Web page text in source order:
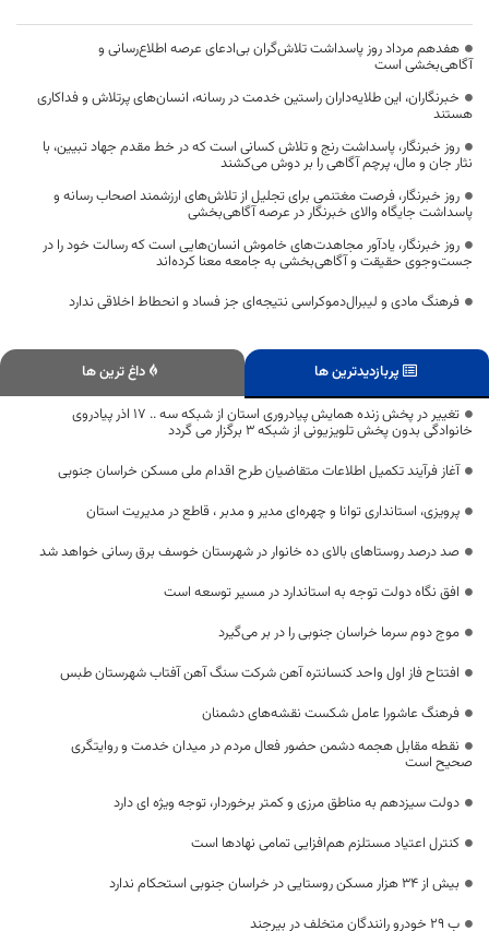
هفدهم مرداد روز پاسداشت تلاش‌گران بی‌ادعای عرصه اطلاع‌رسانی و
آگاهی‌بخشی است
خبرنگاران، این طلایه‌داران راستین خدمت در رسانه، انسان‌های پرتلاش و فداکاری
هستند
روز خبرنگار، پاسداشت رنج و تلاش کسانی است که در خط مقدم جهاد تبیین، با
نثار جان و مال، پرچم آگاهی را بر دوش می‌کشند
روز خبرنگار، فرصت مغتنمی برای تجلیل از تلاش‌های ارزشمند اصحاب رسانه و
پاسداشت جایگاه والای خبرنگار در عرصه آگاهی‌بخشی
روز خبرنگار، یادآور مجاهدت‌های خاموش انسان‌هایی است که رسالت خود را در
جست‌وجوی حقیقت و آگاهی‌بخشی به جامعه معنا کرده‌اند
فرهنگ مادی و لیبرال‌دموکراسی نتیجه‌ای جز فساد و انحطاط اخلاقی ندارد
پربازدیدترین ها
داغ ترین ها
تغییر در پخش زنده همایش پیادروری استان از شبکه سه .. 17 اذر پیادروی
خانوادگی بدون پخش تلویزیونی از شبکه 3 برگزار می گردد
آغاز فرآیند تکمیل اطلاعات متقاضیان طرح اقدام ملی مسکن خراسان جنوبی
پرویزی، استانداری توانا و چهره‌ای مدیر و مدبر ، قاطع در مدیریت استان
صد درصد روستاهای بالای ده خانوار در شهرستان خوسف برق رسانی خواهد شد
افق نگاه دولت توجه به استاندارد در مسیر توسعه است
موج دوم سرما خراسان جنوبی را در بر می‌گیرد
افتتاح فاز اول واحد کنسانتره آهن شرکت سنگ آهن آفتاب شهرستان طبس
فرهنگ عاشورا عامل شکست نقشه‌های دشمنان
نقطه مقابل هجمه دشمن حضور فعال مردم در میدان خدمت و روایتگری
صحیح است
دولت سیزدهم به مناطق مرزی و کمتر برخوردار، توجه ویژه ای دارد
کنترل اعتیاد مستلزم هم‌افزایی تمامی نهادها است
بیش از ۳۴ هزار مسکن روستایی در خراسان جنوبی استحکام ندارد
ب ۲۹ خودرو رانندگان متخلف در بیرجند